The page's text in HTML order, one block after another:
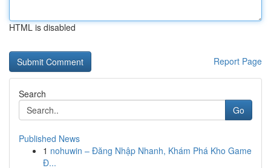
HTML is disabled
Report Page
Search
Go
Published News
1 nohuwin – Đăng Nhập Nhanh, Khám Phá Kho Game
Đ...